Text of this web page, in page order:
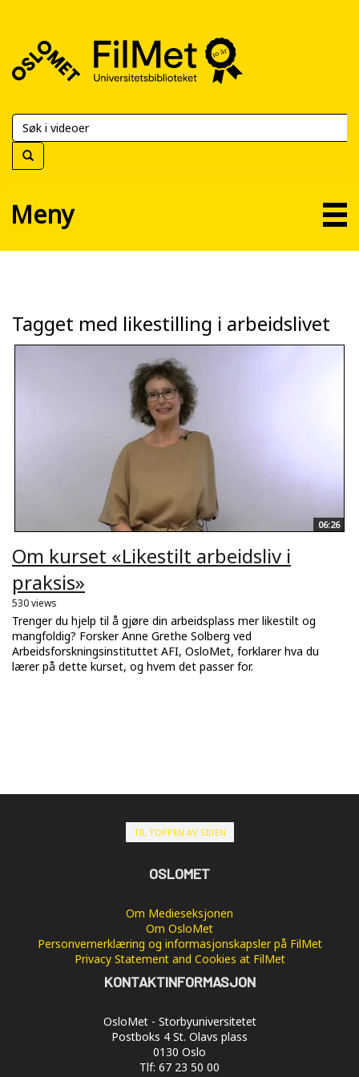
FilMet
Universitetsbiblioteket
Meny
Tagget med likestilling i arbeidslivet
06:26
Om kurset «Likestilt arbeidsliv i
praksis»
530 views
Trenger du hjelp til å gjøre din arbeidsplass mer likestilt og
mangfoldig? Forsker Anne Grethe Solberg ved
Arbeidsforskningsinstituttet AFI, OsloMet, forklarer hva du
lærer på dette kurset, og hvem det passer for.
TIL TOPPEN AV SIDEN
OSLOMET
Om Medieseksjonen
Om OsloMet
Personvernerklæring og informasjonskapsler på FilMet
Privacy Statement and Cookies at FilMet
KONTAKTINFORMASJON
OsloMet - Storbyuniversitetet
Postboks 4 St. Olavs plass
0130 Oslo
Tlf: 67 23 50 00